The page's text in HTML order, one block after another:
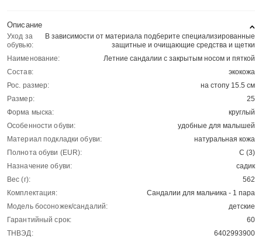
Описание
Уход за
обувью:
В зависимости от материала подберите специализированные
защитные и очищающие средства и щетки
Наименование:
Летние сандалии с закрытым носом и пяткой
Состав:
экокожа
Рос. размер:
на стопу 15.5 см
Размер:
25
Форма мыска:
круглый
Особенности обуви:
удобные для малышей
Материал подкладки обуви:
натуральная кожа
Полнота обуви (EUR):
С (3)
Назначение обуви:
садик
Вес (г):
562
Комплектация:
Сандалии для мальчика - 1 пара
Модель босоножек/сандалий:
детские
Гарантийный срок:
60
ТНВЭД:
6402993900